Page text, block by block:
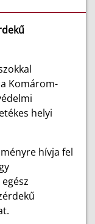
Komárom-
helyi
hívja fel